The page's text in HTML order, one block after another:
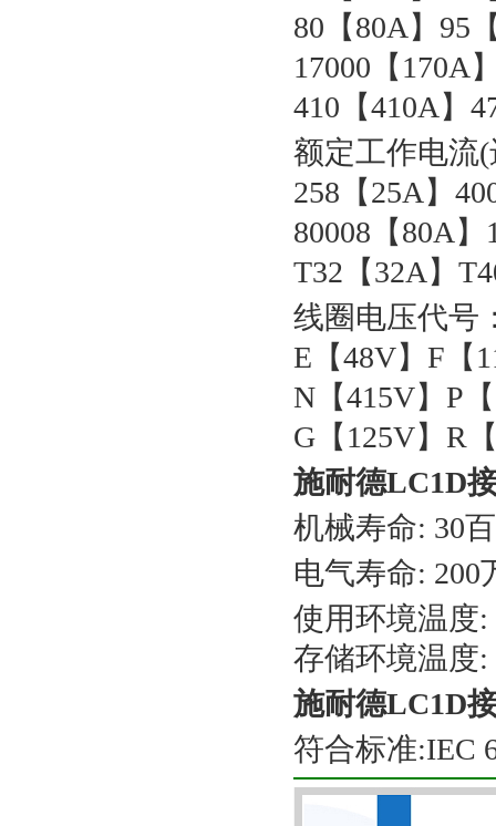
80【80A】95
17000【170A
410【410A】
额定工作电流(
258【25A】
80008【80A
T32【32A】
线圈电压代号
E【48V】F【
N【415V】P
G【125V】R
施耐德LC1D
机械寿命: 30
电气寿命: 200
使用环境温度:
存储环境温度:
施耐德LC1D
符合标准:IEC